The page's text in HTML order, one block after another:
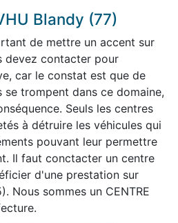
Blandy (77)
de mettre un accent sur
devez contacter pour
car le constat est que de
trompent dans ce domaine,
Seuls les centres
à détruire les véhicules qui
pouvant leur permettre
Il faut conctacter un centre
d'une prestation sur
Nous sommes un CENTRE